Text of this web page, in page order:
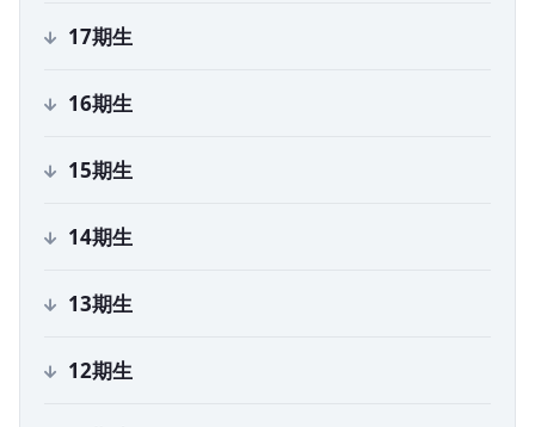
17期生
16期生
15期生
14期生
13期生
12期生